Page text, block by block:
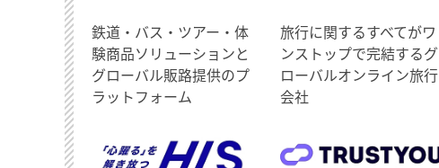
鉄道・バス・ツアー・体
験商品ソリューションと
グローバル販路提供のプ
ラットフォーム
旅行に関するすべてがワ
ンストップで完結するグ
ローバルオンライン旅行
会社